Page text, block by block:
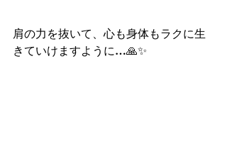
肩の力を抜いて、心も身体もラクに生
きていけますように…🙏✨